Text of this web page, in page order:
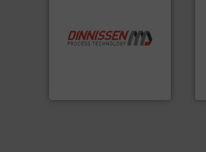
stortgoedtechnologie.
Trusted by the best”.Meer
info ➜